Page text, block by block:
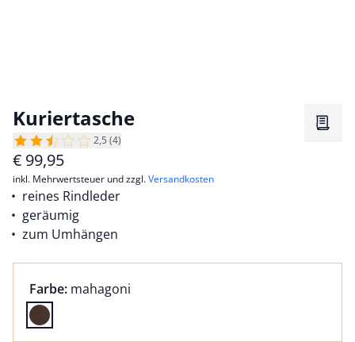
Kuriertasche
2,5 (4)
€ 99,95
inkl. Mehrwertsteuer und zzgl.Versandkosten
reines Rindleder
geräumig
zum Umhängen
Farbauswahl:
Farbe: aktuell ausgewählt:
mahagoni
Farbe mahagoni ausgewählt